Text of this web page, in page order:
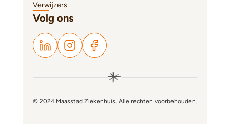
Verwijzers
Volg ons
© 2024 Maasstad Ziekenhuis. Alle rechten voorbehouden.